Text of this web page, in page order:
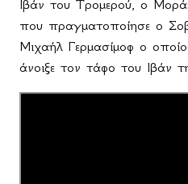
Ιβάν του Τρομερού, ο
που πραγματοποίησε ο
Μιχαήλ Γερμασίμοφ ο
άνοιξε τον τάφο του Ιβάν